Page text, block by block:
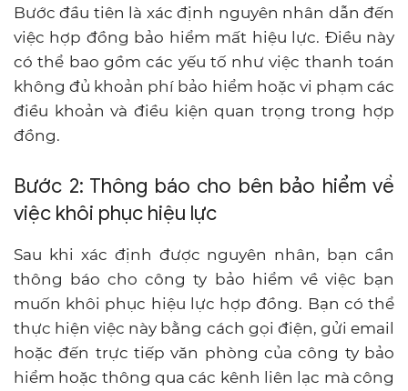
Bước đầu tiên là xác định nguyên nhân dẫn đến
việc hợp đồng bảo hiểm mất hiệu lực. Điều này
có thể bao gồm các yếu tố như việc thanh toán
không đủ khoản phí bảo hiểm hoặc vi phạm các
điều khoản và điều kiện quan trọng trong hợp
đồng.
Bước 2: Thông báo cho bên bảo hiểm về
việc khôi phục hiệu lực
Sau khi xác định được nguyên nhân, bạn cần
thông báo cho công ty bảo hiểm về việc bạn
muốn khôi phục hiệu lực hợp đồng. Bạn có thể
thực hiện việc này bằng cách gọi điện, gửi email
hoặc đến trực tiếp văn phòng của công ty bảo
hiểm hoặc thông qua các kênh liên lạc mà công